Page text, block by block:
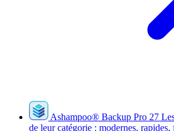
Ashampoo® Backup Pro 27
de leur catégorie : modernes, rapides,